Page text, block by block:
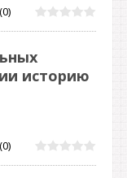
историю